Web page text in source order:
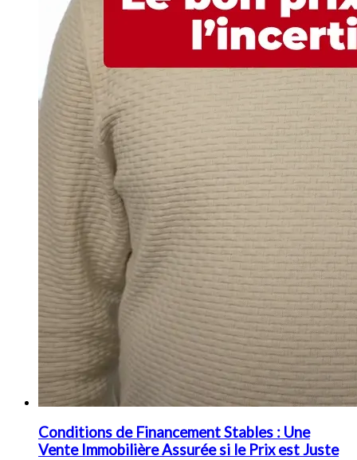
Conditions de Financement Stables : Une
Vente Immobilière Assurée si le Prix est Juste